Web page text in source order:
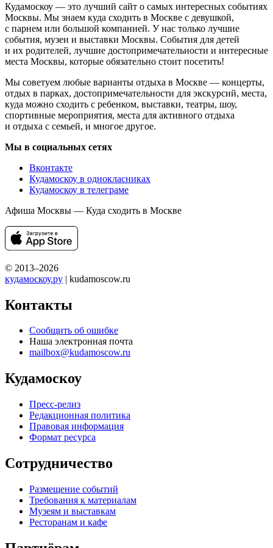
Кудамоскоу — это лучший сайт о самых интересных событиях
Москвы. Мы знаем куда сходить в Москве с девушкой,
с парнем или большой компанией. У нас только лучшие
события, музеи и выставки Москвы. События для детей
и их родителей, лучшие достопримечательности и интересные
места Москвы, которые обязательно стоит посетить!
Мы советуем любые варианты отдыха в Москве — концерты,
отдых в парках, достопримечательности для экскурсий, места,
куда можно сходить с ребенком, выставки, театры, шоу,
спортивные мероприятия, места для активного отдыха
и отдыха с семьей, и многое другое.
Мы в социальных сетях
Вконтакте
Кудамоскоу в однокласниках
Кудамоскоу в телеграме
Афиша Москвы — Куда сходить в Москве
© 2013–2026
кудамоскоу.ру | kudamoscow.ru
Контакты
Сообщить об ошибке
Наша электронная почта
mailbox@kudamoscow.ru
Кудамоскоу
Пресс-релиз
Редакционная политика
Правовая информация
Формат ресурса
Сотрудничество
Размещение событий
Требования к материалам
Музеям и выставкам
Ресторанам и кафе